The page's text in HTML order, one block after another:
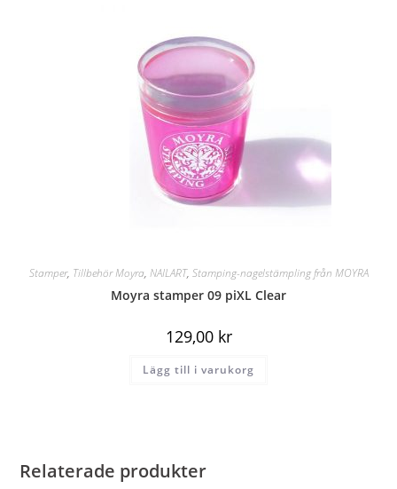
Stamper, Tillbehör Moyra, NAILART, Stamping-nagelstämpling från MOYRA
Moyra stamper 09 piXL Clear
129,00 kr
Lägg till i varukorg
Relaterade produkter